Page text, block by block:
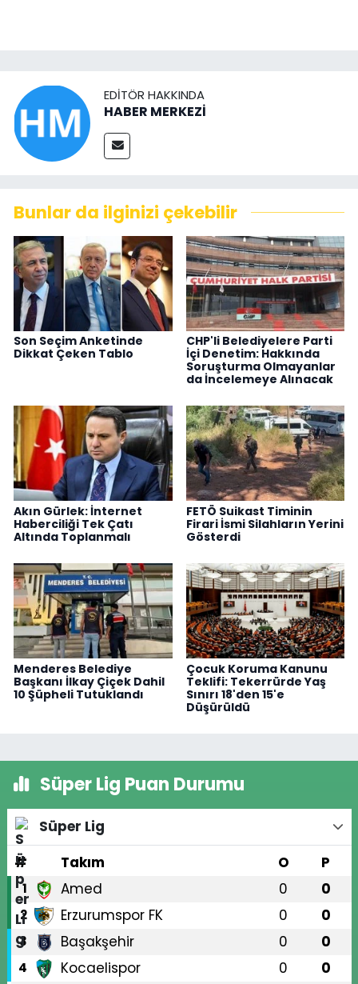
EDITÖR HAKKINDA
HABER MERKEZİ
Bunlar da ilginizi çekebilir
Son Seçim Anketinde
Dikkat Çeken Tablo
CHP'li Belediyelere Parti
İçi Denetim: Hakkında
Soruşturma Olmayanlar
da İncelemeye Alınacak
Akın Gürlek: İnternet
Haberciliği Tek Çatı
Altında Toplanmalı
FETÖ Suikast Timinin
Firari İsmi Silahların Yerini
Gösterdi
Menderes Belediye
Başkanı İlkay Çiçek Dahil
10 Şüpheli Tutuklandı
Çocuk Koruma Kanunu
Teklifi: Tekerrürde Yaş
Sınırı 18'den 15'e
Düşürüldü
Süper Lig Puan Durumu
Süper Lig
#
Takım O P
1 Amed 0 0
2 Erzurumspor FK 0 0
3 Başakşehir 0 0
4 Kocaelispor 0 0